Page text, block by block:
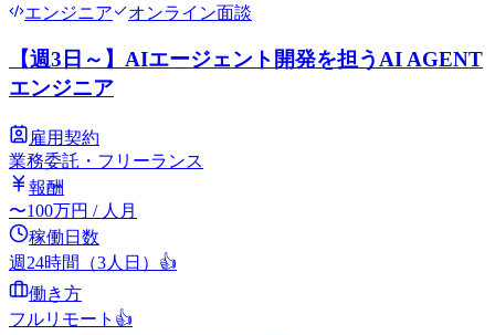
エンジニア
オンライン面談
【週3日～】AIエージェント開発を担うAI AGENT
エンジニア
雇用契約
業務委託・フリーランス
報酬
〜100万円 / 人月
稼働日数
週24時間（3人日） 👍
働き方
フルリモート 👍